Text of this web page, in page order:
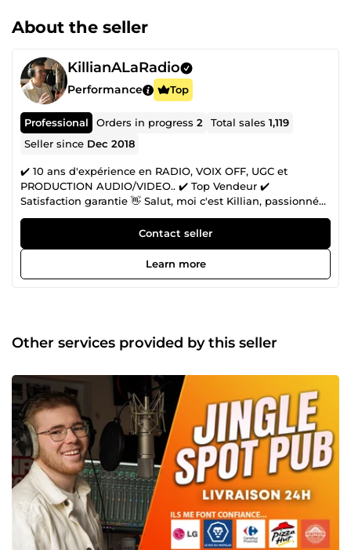
About the seller
KillianALaRadio
Performance Top
Professional Orders in progress2 Total sales1,119
Seller since Dec 2018
✔️ 10 ans d'expérience en RADIO, VOIX OFF, UGC et
PRODUCTION AUDIO/VIDEO.. ✔️ Top Vendeur ✔️
Satisfaction garantie 👋 Salut, moi c'est Killian, passionné
par l'audio et la vidéo depuis plus de 11 ans ! 🎤🎥 Depuis
mon studio de production à Lille j'adore créer du contenu
pour accompagner et promouvoir les projets , ce serait
avec plaisir d'accompagner le vôtre aujourd'hui ! 📞
Disponible 7j/7 💻 Cette année j'ai travaillé pour :
discutons de vos besoins ensemble ⬇️
Contact seller
Learn more
Other services provided by this seller